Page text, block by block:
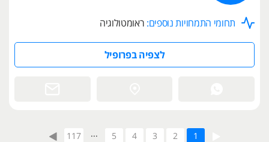
תחומי התמחויות נוספים: ראומטולוגיה
לצפיה בפרופיל
1
2
3
4
5
...
117